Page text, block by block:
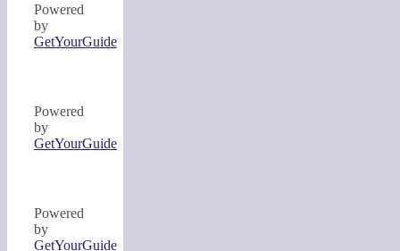
Powered
by
GetYourGuide
Powered
by
GetYourGuide
Powered
by
GetYourGuide